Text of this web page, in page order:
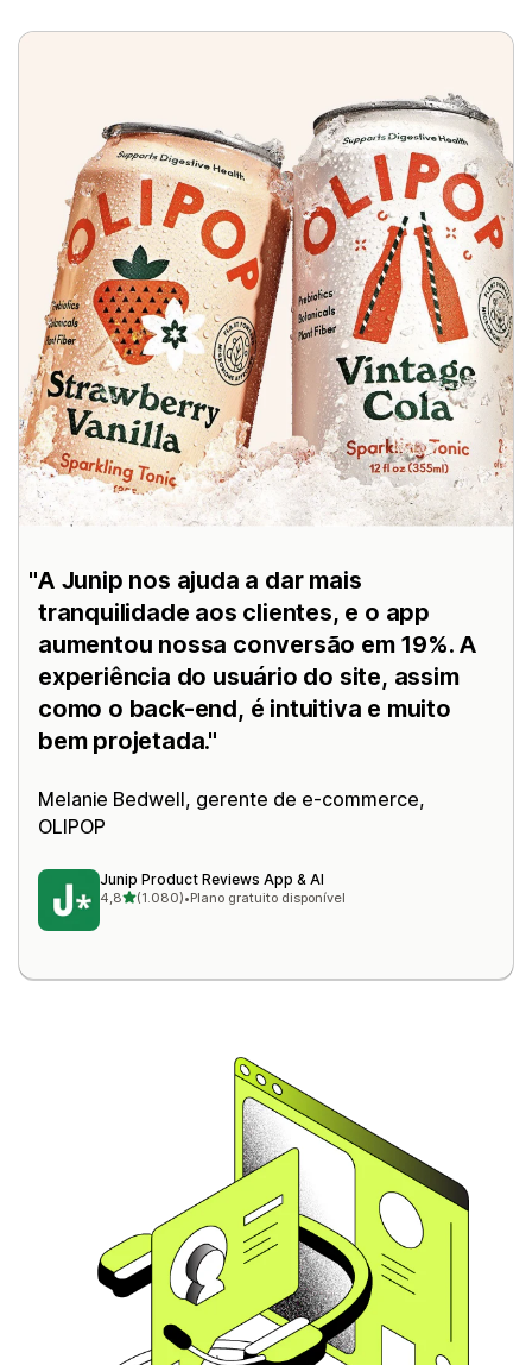
A Junip nos ajuda a dar mais
tranquilidade aos clientes, e o app
aumentou nossa conversão em 19%. A
experiência do usuário do site, assim
como o back-end, é intuitiva e muito
bem projetada.
Melanie Bedwell, gerente de e-commerce,
OLIPOP
Junip Product Reviews App & AI
4,8de 5 estrelas
(1.080)
1080 avaliações ao todo
•Plano gratuito disponível